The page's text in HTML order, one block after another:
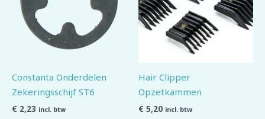
Constanta Onderdelen
Zekeringsschijf ST6
€ 2,23 incl. btw
Hair Clipper
Opzetkammen
€ 5,20 incl. btw